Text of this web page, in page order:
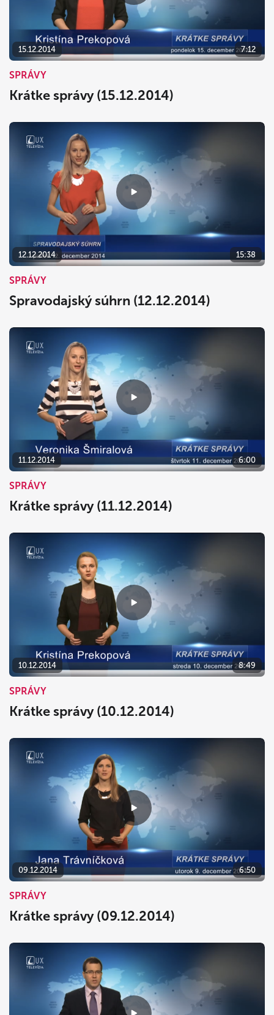
15.12.2014 7:12
SPRÁVY
Krátke správy (15.12.2014)
12.12.2014 15:38
SPRÁVY
Spravodajský súhrn (12.12.2014)
11.12.2014 6:00
SPRÁVY
Krátke správy (11.12.2014)
10.12.2014 8:49
SPRÁVY
Krátke správy (10.12.2014)
09.12.2014 6:50
SPRÁVY
Krátke správy (09.12.2014)